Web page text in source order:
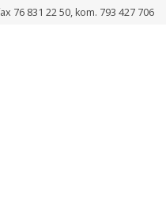
76 831 22 50, kom. 793 427 706